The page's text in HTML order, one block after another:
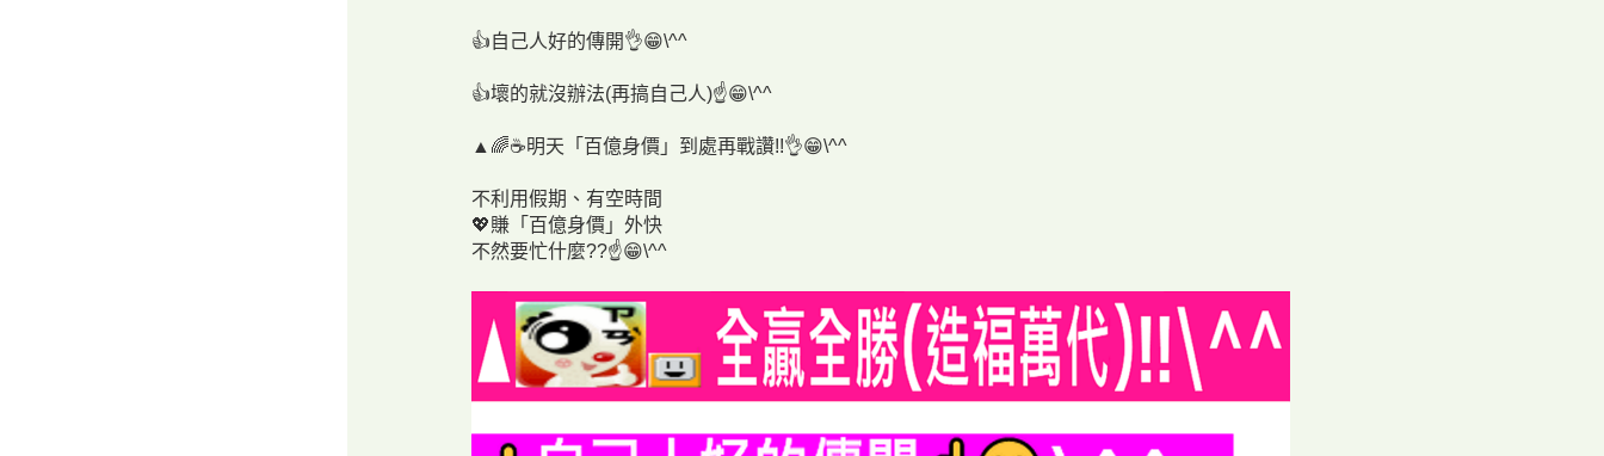
👍自己人好的傳開👌😁\^^
👍壞的就沒辦法(再搞自己人)☝️😁\^^
▲🌈☕明天「百億身價」到處再戰讚!!👌😁\^^
不利用假期、有空時間
💖賺「百億身價」外快
不然要忙什麼??☝️😁\^^